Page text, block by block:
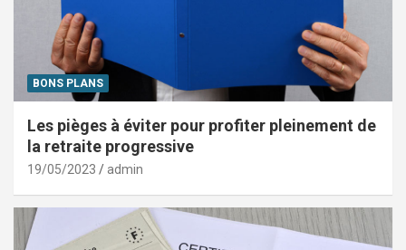
BONS PLANS
Les pièges à éviter pour profiter pleinement de
la retraite progressive
19/05/2023 admin